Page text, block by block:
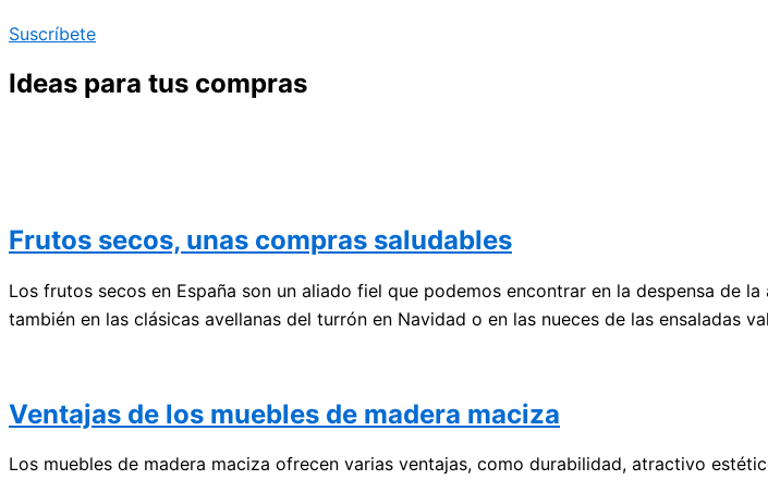
Suscríbete
Ideas para tus compras
Frutos secos, unas compras saludables
Los frutos secos en España son un aliado fiel que podemos encontrar en la despensa de
también en las clásicas avellanas del turrón en Navidad o en las nueces de las ensaladas
Ventajas de los muebles de madera maciza
Los muebles de madera maciza ofrecen varias ventajas, como durabilidad, atractivo